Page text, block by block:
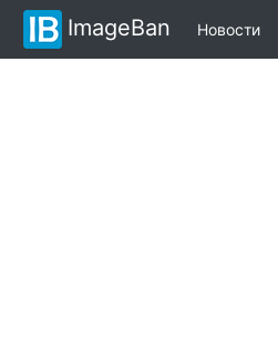
ImageBan Новости